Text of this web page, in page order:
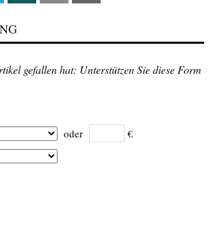
gefallen hat: Unterstützen Sie diese Form
oder €